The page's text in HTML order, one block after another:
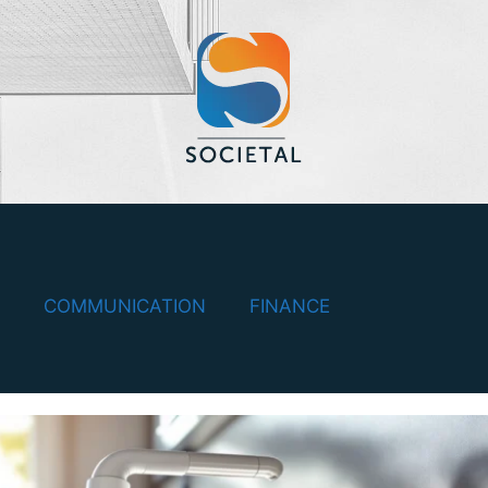
COMMUNICATION FINANCE